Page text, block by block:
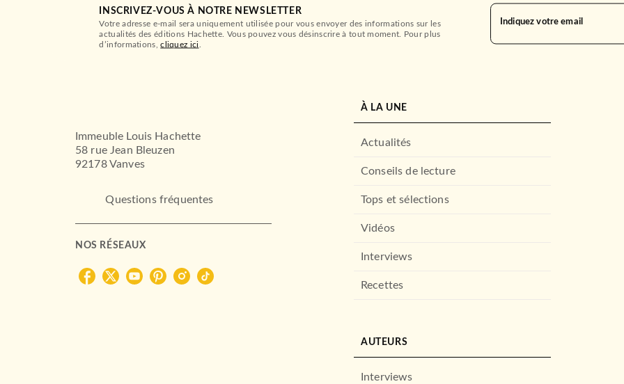
INSCRIVEZ-VOUS À NOTRE NEWSLETTER
Votre adresse e-mail sera uniquement utilisée pour vous envoyer des informations sur les
actualités des éditions Hachette. Vous pouvez vous désinscrire à tout moment. Pour plus
d’informations,cliquez ici
Indiquez votre email
Immeuble Louis Hachette
58 rue Jean Bleuzen
92178 Vanves
Questions fréquentes
NOS RÉSEAUX
À LA UNE
Actualités
Conseils de lecture
Tops et sélections
Vidéos
Interviews
Recettes
AUTEURS
Interviews